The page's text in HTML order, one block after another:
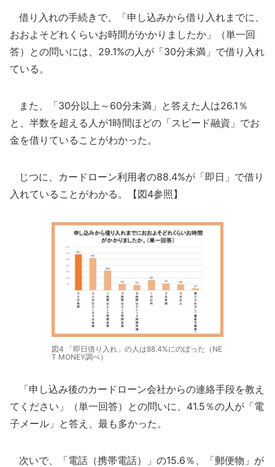
借り入れの手続きで、「申し込みから借り入れまでに、
おおよそどれくらいお時間がかかりましたか」（単一回
答）との問いには、29.1%の人が「30分未満」で借り入れ
ている。
また、「30分以上～60分未満」と答えた人は26.1％
と、半数を超える人が1時間ほどの「スピード融資」でお
金を借りていることがわかった。
じつに、カードローン利用者の88.4%が「即日」で借り
入れていることがわかる。【図4参照】
図4 「即日借り入れ」の人は88.4%にのぼった（NE
T MONEY調べ）
「申し込み後のカードローン会社からの連絡手段を教え
てください」（単一回答）との問いに、41.5％の人が「電
子メール」と答え、最も多かった。
次いで、「電話（携帯電話）」の15.6％、「郵便物」が